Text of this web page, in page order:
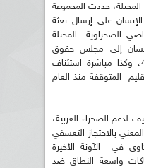
جددت المجموعة
على إرسال بعثة
الصحراوية المحتلة
إلى مجلس حقوق
الإنسان في دورته المقبلة الـ48، وكذا مباشرة استئناف
المتوقفة منذ العام
الصحراء الغربية،
بالاحتجاز التعسفي
في الآونة الأخيرة
واسعة النطاق ضد